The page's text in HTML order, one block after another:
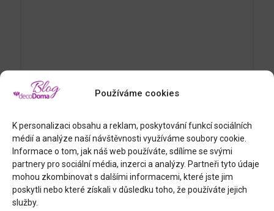
Používáme cookies
K personalizaci obsahu a reklam, poskytování funkcí sociálních
médií a analýze naší návštěvnosti využíváme soubory cookie.
Informace o tom, jak náš web používáte, sdílíme se svými
partnery pro sociální média, inzerci a analýzy. Partneři tyto údaje
mohou zkombinovat s dalšími informacemi, které jste jim
poskytli nebo které získali v důsledku toho, že používáte jejich
služby.
E-mail
Webová stránka